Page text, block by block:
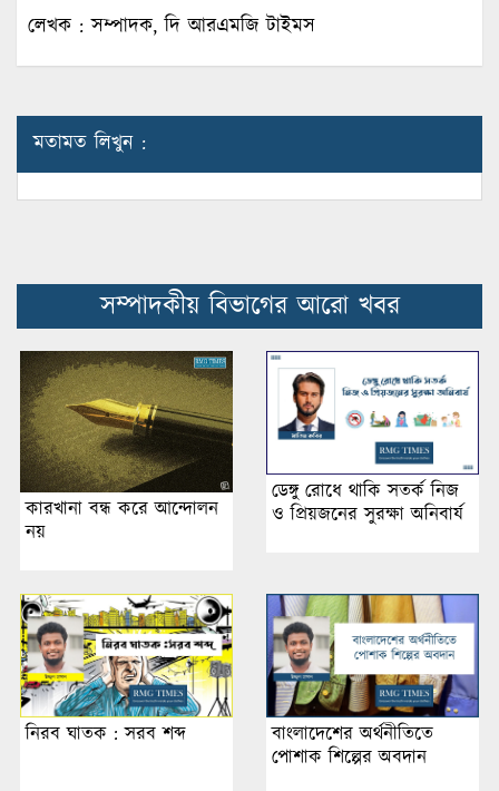
লেখক : সম্পাদক, দি আরএমজি টাইমস
মতামত লিখুন :
সম্পাদকীয় বিভাগের আরো খবর
কারখানা বন্ধ করে আন্দোলন
নয়
ডেঙ্গু রোধে থাকি সতর্ক নিজ
ও প্রিয়জনের সুরক্ষা অনিবার্য
নিরব ঘাতক : সরব শব্দ
বাংলাদেশের অর্থনীতিতে
পোশাক শিল্পের অবদান